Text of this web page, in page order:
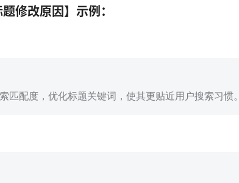
修改原因】示例：
匹配度，优化标题关键词，使其更贴近用户搜索习惯。